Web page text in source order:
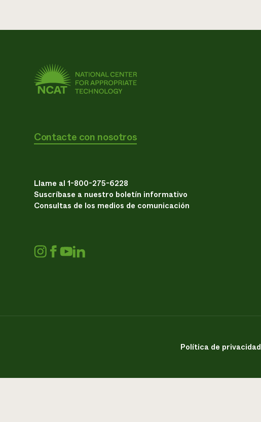
Contacte con nosotros
Llame al 1-800-275-6228
Suscríbase a nuestro boletín informativo
Consultas de los medios de comunicación
Política de privacidad